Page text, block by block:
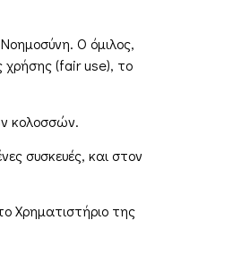
Ο όμιλος,
χρήσης (fair use), το
κολοσσών.
συσκευές, και στον
Χρηματιστήριο της